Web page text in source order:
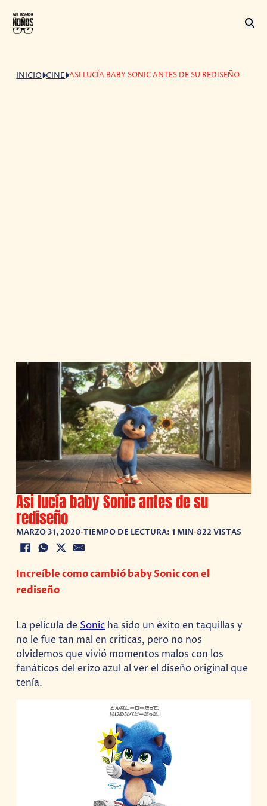
INICIO CINE ASI LUCÍA BABY SONIC ANTES DE SU REDISEÑO
Asi lucía baby Sonic antes de su
rediseño
MARZO 31, 2020•TIEMPO DE LECTURA: 1 MIN•822 VISTAS
Increíble como cambió baby Sonic con el
rediseño
La película de Sonic ha sido un éxito en taquillas y
no le fue tan mal en criticas, pero no nos
olvidemos que vivió momentos malos con los
fanáticos del erizo azul al ver el diseño original que
tenía.